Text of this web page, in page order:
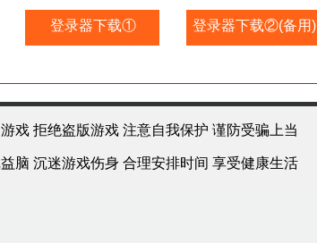
登录器下载① 登录器下载②(备用)
戏 拒绝盗版游戏 注意自我保护 谨防受骗上当
脑 沉迷游戏伤身 合理安排时间 享受健康生活